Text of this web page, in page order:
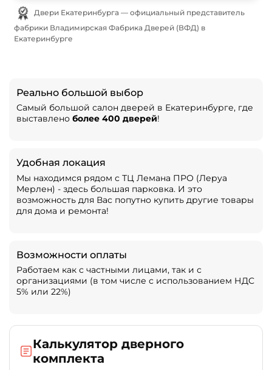
фабрики Владимирская Фабрика Дверей (ВФД) в
Екатеринбурге
Реально большой выбор
Самый большой салон дверей в Екатеринбурге, где
выставлено более 400 дверей!
Удобная локация
Мы находимся рядом с ТЦ Лемана ПРО (Леруа
Мерлен) - здесь большая парковка. И это
возможность для Вас попутно купить другие товары
для дома и ремонта!
Возможности оплаты
Работаем как с частными лицами, так и с
организациями (в том числе с использованием НДС
5% или 22%)
Калькулятор дверного
комплекта